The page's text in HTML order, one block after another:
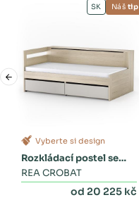
Vyberte si design
Rozkládací postel se
zásuvkami
REA CROBAT
od 20 225 kč
SK Náš tip